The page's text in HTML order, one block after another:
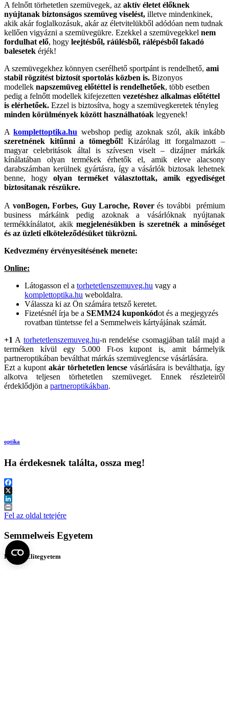
A felnőtt törhetetlen szemüvegek, az aktív életet élőknek
nyújtanak biztonságos szemüveg viselést, illetve mindenkinek,
akik akár foglalkozásuk, akár az életvitelükből adódóan nem tudnak
kellően vigyázni a szemüvegükre. Ezekkel a szemüvegekkel nem
fordulhat elő, hogy leejtésből, ráülésből, rálépésből fakadó
balesetek érjék!
A szemüvegekhez könnyen cserélhető sportpánt is rendelhető, ami
stabil rögzítést biztosít sportolás közben is. Bizonyos
modellek napszemüveg előtéttel is rendelhetőek, több esetben
pedig a felnőtt modellek kifejezetten vezetéshez alkalmas előtéttel
is elérhetőek. Ezzel is biztosítva, hogy a szemüvegkeretek tényleg
minden körülmények között használhatóak legyenek!
Akomplettoptika.hu webshop pedig azoknak szól, akik inkább
szeretnének kitűnni a tömegből! Kizárólag itt forgalmazott –
magyar celebritások által is szívesen viselt – dizájner márkák
kínálatában olyan termékek érhetők el, amik eleve alacsony
darabszámban kerülnek gyártásra, így a vásárlók biztosak lehetnek
benne, hogy olyan terméket választottak, amik egyediséget
biztosítanak részükre.
A vonBogen, Forbes, Guy Laroche, Roverés további prémium
business márkáink pedig azoknak a vásárlóknak nyújtanak
termékkínálatot, akik megjelenésükben is szeretnék a minőséget
és az üzleti elköteleződésüket tükrözni.
Kedvezmény érvényesítésének menete:
Online:
Látogasson el a torhetetlenszemuveg.hu vagy a
komplettoptika.hu weboldalra.
Válassza ki az Ön számára tetsző keretet.
Fizetésnél írja be a SEMM24 kuponkódot és a megjegyzés
rovatban tüntetsse fel a Semmelweis kártyájának számát.
+1 A torhetetlenszemuveg.hu-n rendelése csomagjában talál majd a
terméken kívül egy 5.000 Ft-os kupont is, amit bármelyik
partneroptikában beválthat márkás szemüveglencse vásárlására.
Ezt a kupont akár törhetetlen lencse vásárlására is beválthatja, így
alkotva teljesen törhetetlen szemüveget. Ennek részleteiről
érdeklődjön a partneroptikákban.
optika
Ha érdekesnek találta, ossza meg!
Facebook
X
LinkedIn
Print
Fel az oldal tetejére
Semmelweis Egyetem
Kutató-Elitegyetem